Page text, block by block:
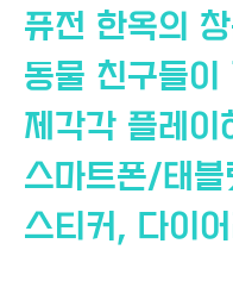
퓨전 한옥의
동물 친구들
제각각 플레
스마트폰/태
스티커, 다이